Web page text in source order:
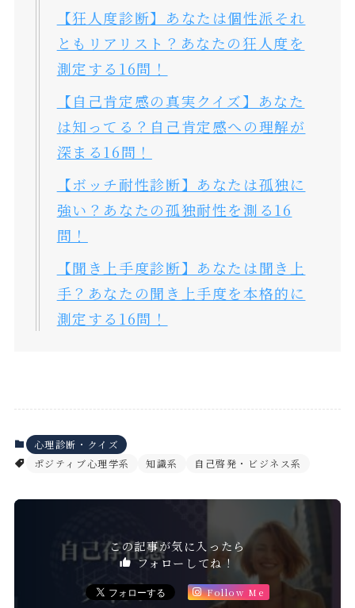
【狂人度診断】あなたは個性派それ
ともリアリスト？あなたの狂人度を
測定する16問！
【自己肯定感の真実クイズ】あなた
は知ってる？自己肯定感への理解が
深まる16問！
【ボッチ耐性診断】あなたは孤独に
強い？あなたの孤独耐性を測る16
問！
【聞き上手度診断】あなたは聞き上
手？あなたの聞き上手度を本格的に
測定する16問！
心理診断・クイズ
ポジティブ心理学系
知識系 自己啓発・ビジネス系
この記事が気に入ったら
フォローしてね！
Follow Me